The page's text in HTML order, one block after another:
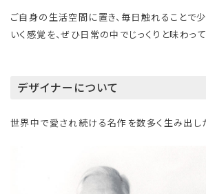
ご自身の生活空間に置き、毎日触れることで
いく感覚を、ぜひ日常の中でじっくりと味わっ
デザイナーについて
世界中で愛され続ける名作を数多く生み出し